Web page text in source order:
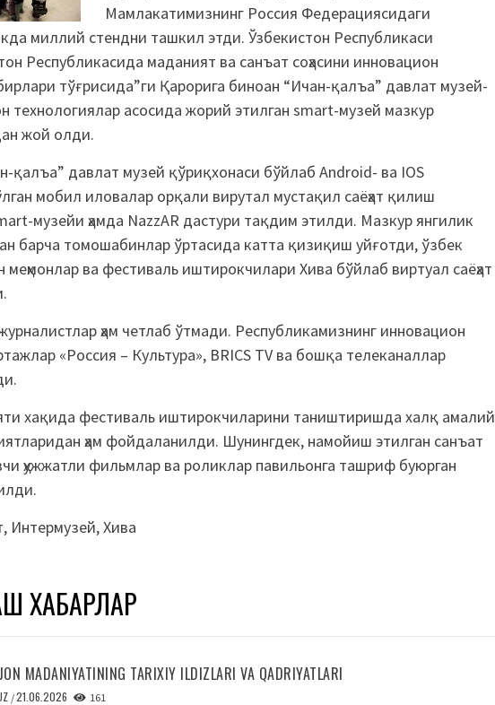
Мамлакатимизнинг Россия Федерациясидаги
миллий стендни ташкил этди. Ўзбекистон Республикаси
Республикасида маданият ва санъат соҳасини инновацион
тўғрисида”ги Қарорига биноан “Ичан-қалъа” давлат музей-
технологиялар асосида жорий этилган smart-музей мазкур
жой олди.
қалъа” давлат музей қўриқхонаси бўйлаб Android- ва IOS
мобил иловалар орқали вирутал мустақил саёҳат қилиш
музейи ҳамда NazzAR дастури тақдим этилди. Мазкур янгилик
барча томошабинлар ўртасида катта қизиқиш уйғотди, ўзбек
ва фестиваль иштирокчилари Хива бўйлаб виртуал саёҳат
ҳам четлаб ўтмади. Республикамизнинг инновацион
«Россия – Культура», BRICS TV ва бошқа телеканаллар
хақида фестиваль иштирокчиларини таништиришда халқ амалий
ҳам фойдаланилди. Шунингдек, намойиш этилган санъат
ҳужжатли фильмлар ва роликлар павильонга ташриф буюрган
, Интермузей,Хива
ХАБАРЛАР
MADANIYATINING TARIXIY ILDIZLARI VA QADRIYATLARI
/21.06.2026 161